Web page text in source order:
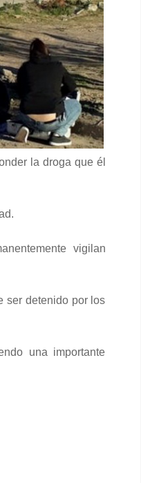
la droga que él
vigilan
ser detenido por los
una importante